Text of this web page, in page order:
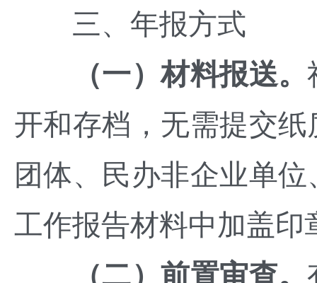
三、年报方式
（一）材料报送。
开和存档，无需提交
团体、民办非企业单
工作报告材料中加盖印
（二）前置审查。